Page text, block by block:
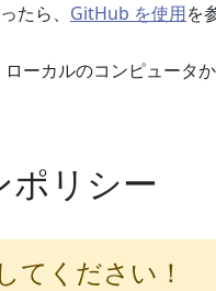
たら、 GitHub を使用を
ローカルのコンピュータ
ポリシー
てください！